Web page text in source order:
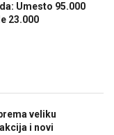
Umesto 95.000
23.000
veliku
i novi